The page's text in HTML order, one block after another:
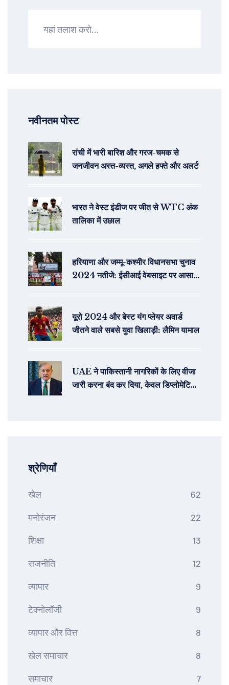
नवीनतम पोस्ट
रांची में भारी बारिश और गरज-चमक से
जनजीवन अस्त-व्यस्त, अगले हफ्ते और अलर्ट
भारत ने वेस्ट इंडीज पर जीत से WTC अंक
तालिका में उछाल
हरियाणा और जम्मू-कश्मीर विधानसभा चुनाव
2024 नतीजे: ईसीआई वेबसाइट पर आसानी
यूरो 2024 और बेस्ट यंग प्लेयर अवार्ड
जीतने वाले सबसे युवा खिलाड़ी: लैमिन यामाल
UAE ने पाकिस्तानी नागरिकों के लिए वीजा
जारी करना बंद कर दिया, केवल डिप्लोमेटिक
श्रेणियाँ
खेल 62
मनोरंजन 22
शिक्षा 13
राजनीति 12
व्यापार 9
टेक्नोलॉजी 9
व्यापार और वित्त 8
खेल समाचार 8
समाचार 7